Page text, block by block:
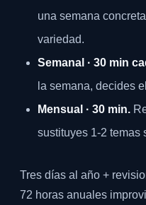
una semana
variedad.
Semanal · 30 min
la semana, decides
Mensual · 30 min.
sustituyes 1-2 temas
Tres días al año +
72 horas anuales